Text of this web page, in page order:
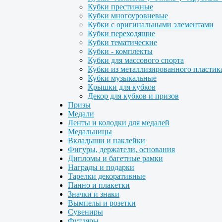
Кубки престижные
Кубки многоуровневые
Кубки с оригинальными элементами
Кубки переходящие
Кубки тематические
Кубки - комплекты
Кубки для массового спорта
Кубки из металлизированного
Кубки музыкальные
Крышки для кубков
Декор для кубков и призов
Призы
Медали
Ленты и колодки для медалей
Медальницы
Вкладыши и наклейки
Фигуры, держатели, основания
Дипломы и багетные рамки
Награды и подарки
Тарелки декоративные
Панно и плакетки
Значки и знаки
Вымпелы и розетки
Сувениры